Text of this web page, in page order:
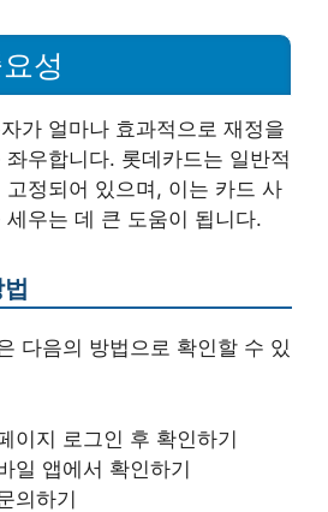
성
가 얼마나 효과적으로 재정을
우합니다. 롯데카드는 일반적
정되어 있으며, 이는 카드 사
우는 데 큰 도움이 됩니다.
다음의 방법으로 확인할 수 있
이지 로그인 후 확인하기
일 앱에서 확인하기
의하기